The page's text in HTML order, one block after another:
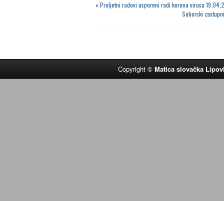
«Proljetni radovi usporeni radi korona virusa
Saborski
Copyright ©Matica slovačka